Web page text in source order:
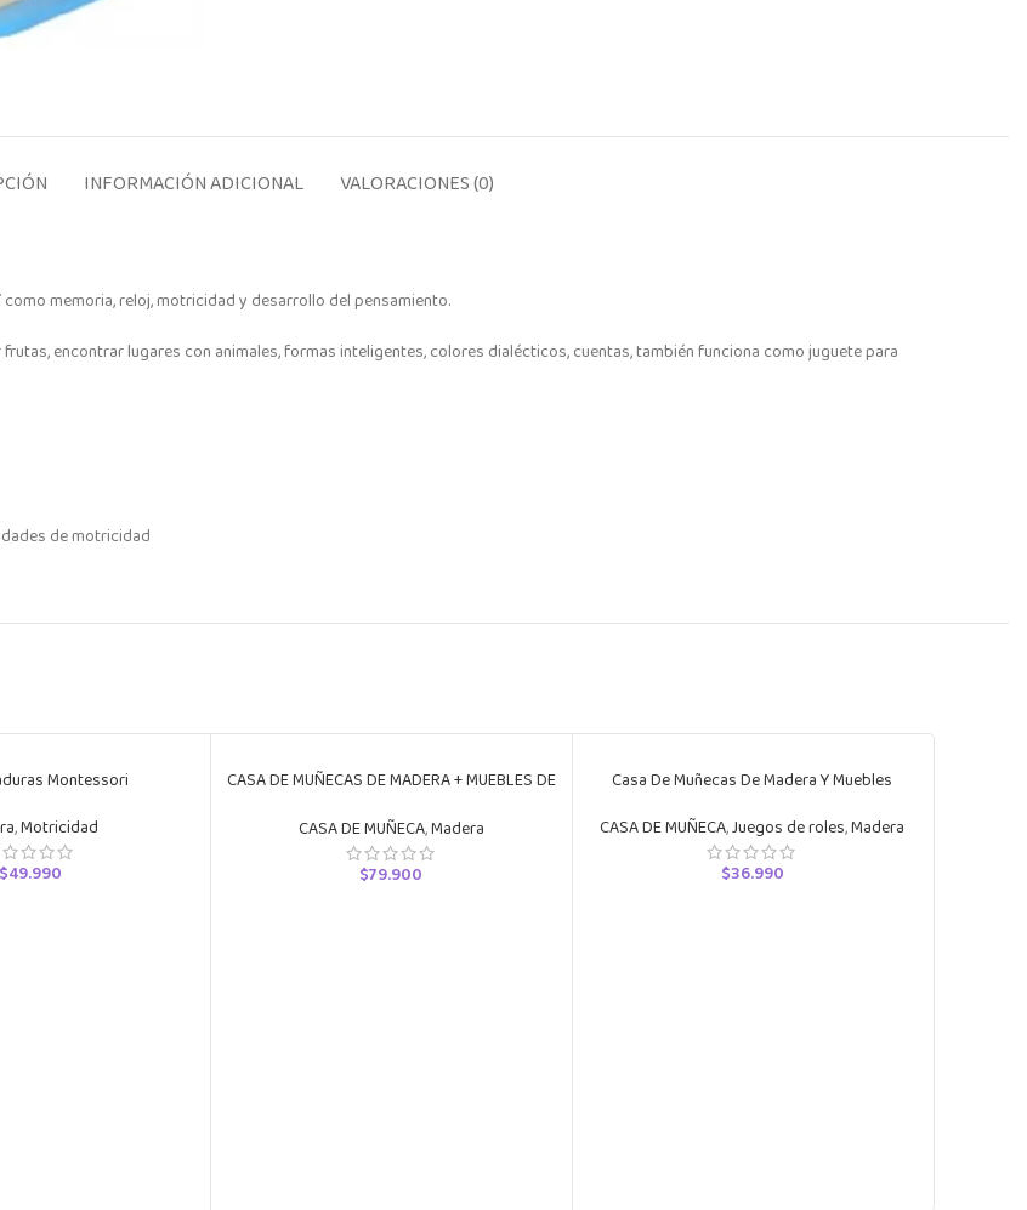
INFORMACIÓN ADICIONAL VALORACIONES (0)
memoria, reloj, motricidad y desarrollo del pensamiento.
encontrar lugares con animales, formas inteligentes, colores dialécticos, cuentas, también funciona como juguete para
de motricidad
Montessori
,Motricidad
$49.990
CASA DE MUÑECAS DE MADERA + MUEBLES DE
CASA DE MUÑECA,Madera
$79.900
Casa De Muñecas De Madera Y Muebles
CASA DE MUÑECA,Juegos de roles,Madera
$36.990